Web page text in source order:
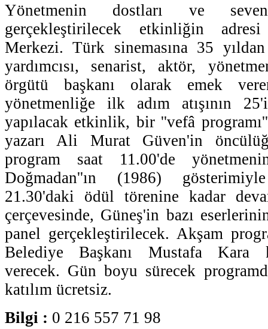
Yönetmenin dostları ve
gerçekleştirilecek etkinliğin
Merkezi. Türk sinemasına 35
yardımcısı, senarist, aktör,
örgütü başkanı olarak emek
yönetmenliğe ilk adım atışının
yapılacak etkinlik, bir ''vefâ
yazarı Ali Murat Güven'in
program saat 11.00'de
Doğmadan''ın (1986)
21.30'daki ödül törenine kadar
çerçevesinde, Güneş'in bazı
panel gerçekleştirilecek. Akşam
Belediye Başkanı Mustafa Kara
verecek. Gün boyu sürecek
katılım ücretsiz.
Bilgi : 0 216 557 71 98